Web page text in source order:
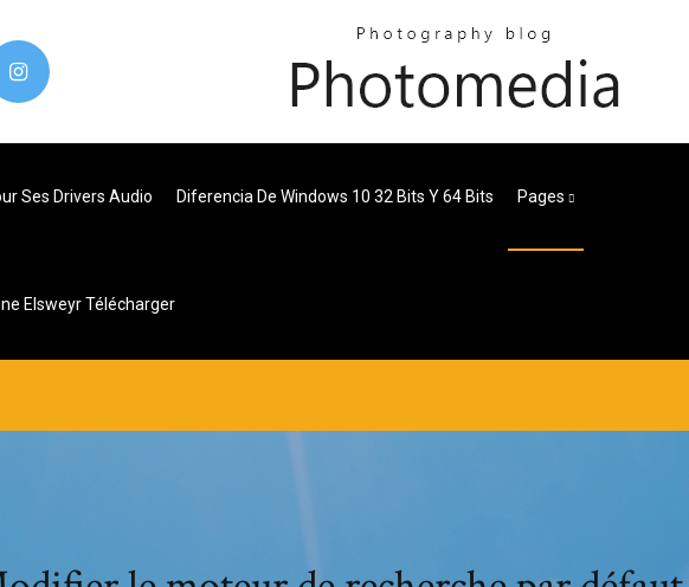
Ses Drivers Audio Diferencia De Windows 10 32 Bits Y 64 Bits Pages
Elsweyr Télécharger